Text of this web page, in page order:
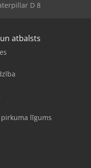
D 8
atbalsts
pirkuma līgums